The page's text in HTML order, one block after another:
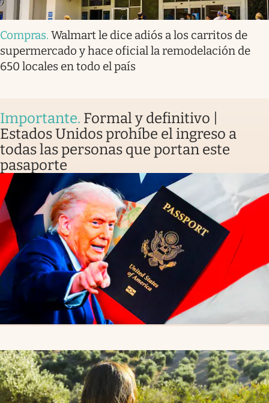
Compras. Walmart le dice adiós a los carritos de
supermercado y hace oficial la remodelación de
650 locales en todo el país
Importante. Formal y definitivo |
Estados Unidos prohíbe el ingreso a
todas las personas que portan este
pasaporte